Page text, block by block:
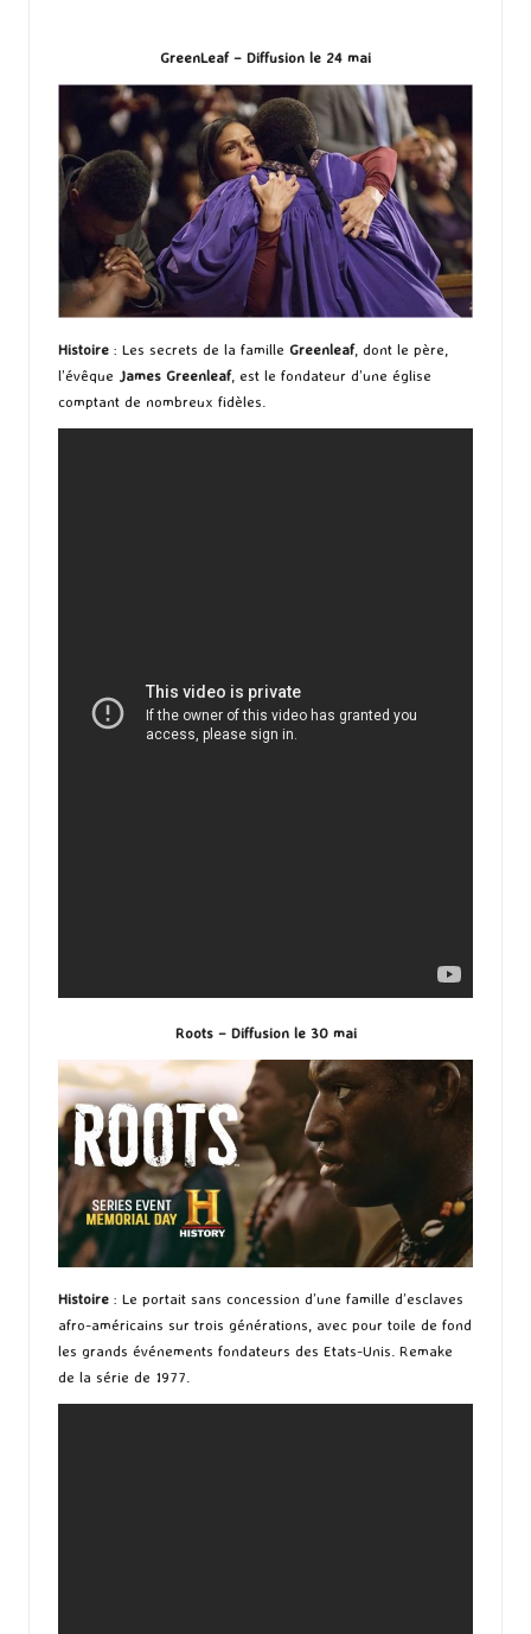
GreenLeaf – Diffusion le 24 mai
Histoire : Les secrets de la famille Greenleaf, dont le père,
l’évêque James Greenleaf, est le fondateur d’une église
comptant de nombreux fidèles.
Roots – Diffusion le 30 mai
Histoire : Le portait sans concession d’une famille d’esclaves
afro-américains sur trois générations, avec pour toile de fond
les grands événements fondateurs des Etats-Unis. Remake
de la série de 1977.